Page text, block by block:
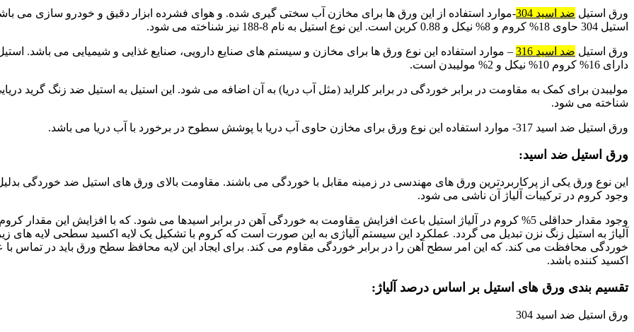
ورق استیل ضد اسید 304
-موارد استفاده از این ورق ها برای مخازن آب سختی گیری شده. و هوای فشرده ابزار دقیق و خودرو سازی می
استیل 304 حاوی 18% کروم و 8% نیکل و 0.88 کربن است. این نوع استیل به نام 8-188 نیز شناخته می شود.
ورق استیل ضد اسید 316
دارای 16% کروم 10% نیکل و 2% مولیبدن است.
مولیبدن برای کمک به مقاومت در برابر خوردگی در برابر کلراید (مثل آب دریا) به آن اضافه می شود. این استیل به استیل ضد زنگ گرید
شناخته می شود.
ورق استیل ضد اسید 317- موارد استفاده این نوع ورق برای مخازن حاوی آب دریا با پوشش سطوح در برخورد با آب دریا می باشد.
ورق استیل ضد اسید:
این نوع ورق یکی از پرکاربردترین ورق های مهندسی در زمینه مقابل با خوردگی می باشند. مقاومت بالای ورق های استیل ضد خوردگی
وجود کروم در ترکیبات آلیاژ آن ناشی می شود.
آلیاژ به استیل زنگ نزن تبدیل می گردد. عملکرد این سیستم آلیاژی به این صورت است که کروم با تشکیل یک لایه اکسید سطحی لایه های
خوردگی محافظت می کند. که این امر سطح آهن را در برابر خوردگی مقاوم می کند. برای ایجاد این لایه محافظ سطح ورق باید در تماس با
اکسید کننده باشد.
تقسیم بندی ورق های استیل بر اساس درصد آلیاژ:
ورق استیل ضد اسید 304